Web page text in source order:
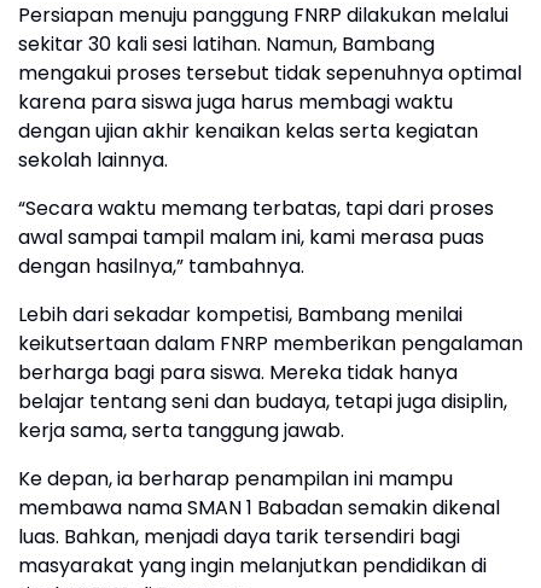
Persiapan menuju panggung FNRP dilakukan melalui
sekitar 30 kali sesi latihan. Namun, Bambang
mengakui proses tersebut tidak sepenuhnya optimal
karena para siswa juga harus membagi waktu
dengan ujian akhir kenaikan kelas serta kegiatan
sekolah lainnya.
“Secara waktu memang terbatas, tapi dari proses
awal sampai tampil malam ini, kami merasa puas
dengan hasilnya,” tambahnya.
Lebih dari sekadar kompetisi, Bambang menilai
keikutsertaan dalam FNRP memberikan pengalaman
berharga bagi para siswa. Mereka tidak hanya
belajar tentang seni dan budaya, tetapi juga disiplin,
kerja sama, serta tanggung jawab.
Ke depan, ia berharap penampilan ini mampu
membawa nama SMAN 1 Babadan semakin dikenal
luas. Bahkan, menjadi daya tarik tersendiri bagi
masyarakat yang ingin melanjutkan pendidikan di